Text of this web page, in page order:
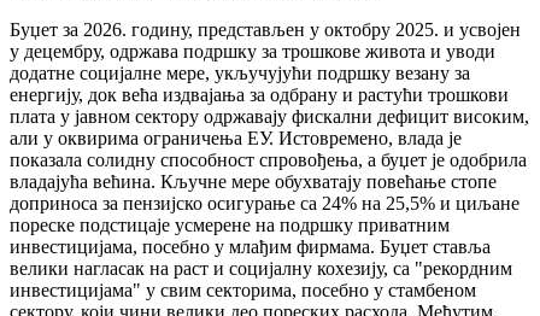
Буџет за 2026. годину, представљен у октобру 2025. и усвојен
у децембру, одржава подршку за трошкове живота и уводи
додатне социјалне мере, укључујући подршку везану за
енергију, док већа издвајања за одбрану и растући трошкови
плата у јавном сектору одржавају фискални дефицит високим,
али у оквирима ограничења ЕУ. Истовремено, влада је
показала солидну способност спровођења, а буџет је одобрила
владајућа већина. Кључне мере обухватају повећање стопе
доприноса за пензијско осигурање са 24% на 25,5% и циљане
пореске подстицаје усмерене на подршку приватним
инвестицијама, посебно у млађим фирмама. Буџет ставља
велики нагласак на раст и социјалну кохезију, са "рекордним
инвестицијама" у свим секторима, посебно у стамбеном
сектору, који чини велики део пореских расхода. Међутим,